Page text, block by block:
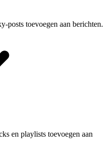
posts toevoegen aan berichten.
en playlists toevoegen aan